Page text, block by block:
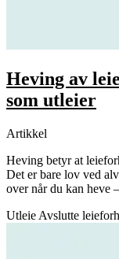
Heving av
som utleier
Artikkel
Heving betyr at
Det er bare lov ved
over når du kan heve
Utleie Avslutte